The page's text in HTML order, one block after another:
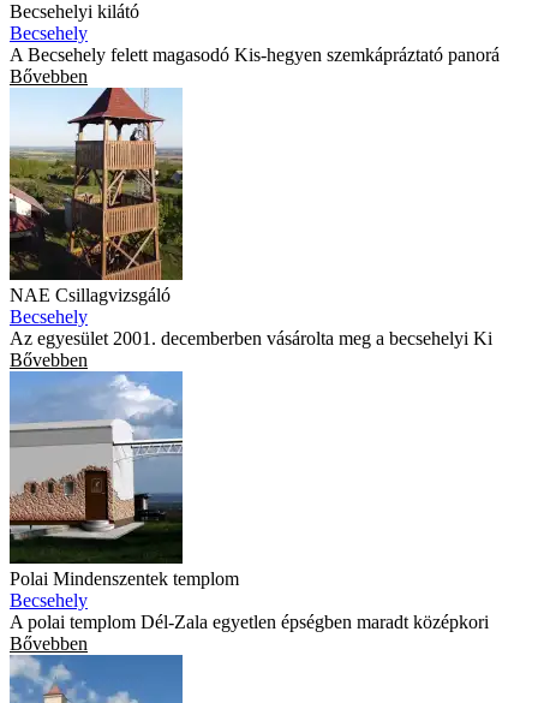
Becsehelyi kilátó
Becsehely
A Becsehely felett magasodó Kis-hegyen szemkápráztató panorá
Bővebben
NAE Csillagvizsgáló
Becsehely
Az egyesület 2001. decemberben vásárolta meg a becsehelyi Ki
Bővebben
Polai Mindenszentek templom
Becsehely
A polai templom Dél-Zala egyetlen épségben maradt középkori
Bővebben